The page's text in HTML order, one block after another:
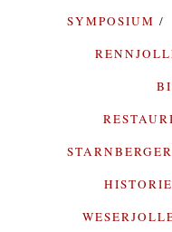
SYMPOSIUM
HISTORIE